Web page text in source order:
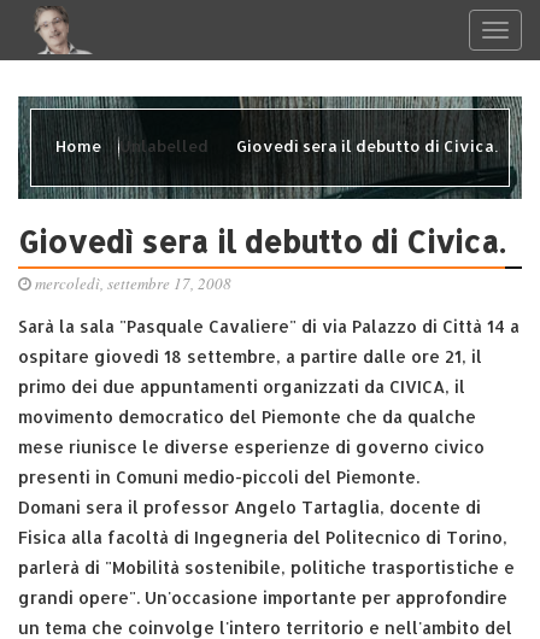
Home Unlabelled Giovedì sera il debutto di Civica.
Giovedì sera il debutto di Civica.
mercoledì, settembre 17, 2008
Sarà la sala "Pasquale Cavaliere" di via Palazzo di Città 14 a
ospitare giovedì 18 settembre, a partire dalle ore 21, il
primo dei due appuntamenti organizzati da CIVICA, il
movimento democratico del Piemonte che da qualche
mese riunisce le diverse esperienze di governo civico
presenti in Comuni medio-piccoli del Piemonte.
Domani sera il professor Angelo Tartaglia, docente di
Fisica alla facoltà di Ingegneria del Politecnico di Torino,
parlerà di "Mobilità sostenibile, politiche trasportistiche e
grandi opere". Un'occasione importante per approfondire
un tema che coinvolge l'intero territorio e nell'ambito del